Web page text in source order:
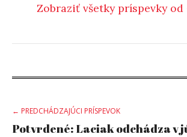
Zobraziť všetky príspevky
Post
← PREDCHÁDZAJÚCI PRÍSPEVOK
Potvrdené: Laciak odchádza v